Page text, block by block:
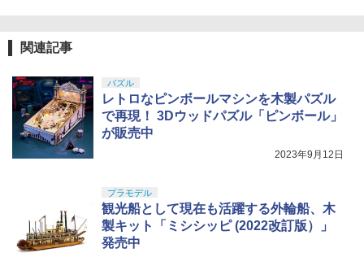
関連記事
パズル
レトロなピンボールマシンを木製パズル
で再現！ 3Dウッドパズル「ピンボール」
が販売中
2023年9月12日
プラモデル
観光船として現在も活躍する外輪船、木
製キット「ミシシッピ (2022改訂版）」
発売中